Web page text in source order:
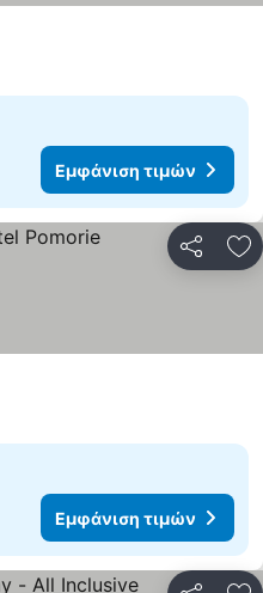
Εμφάνιση τιμών
Εμφάνιση τιμών